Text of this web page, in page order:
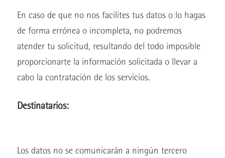
En caso de que no nos facilites tus datos o lo hagas
de forma errónea o incompleta, no podremos
atender tu solicitud, resultando del todo imposible
proporcionarte la información solicitada o llevar a
cabo la contratación de los servicios.
Destinatarios:
Los datos no se comunicarán a ningún tercero